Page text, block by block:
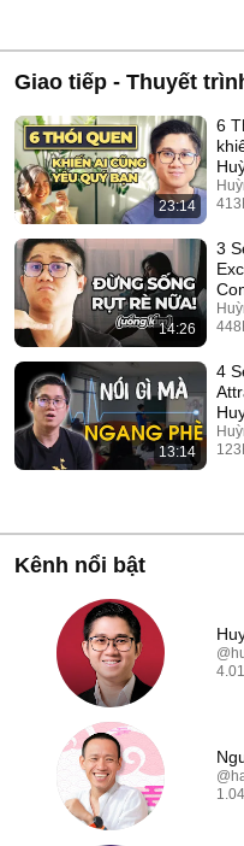
Giao tiếp - Thuyết
23:14
6
14:26
3
13:14
4
Kênh nổi bật